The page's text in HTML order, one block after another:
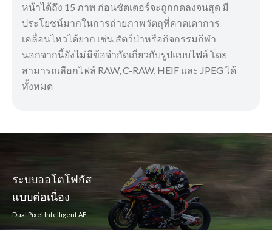
หน้าได้ถึง 15 ภาพ ก่อนชัตเตอร์จะถูกกดลงจนสุด มี
ประโยชน์มากในการถ่ายภาพวัตถุที่คาดเดาการ
เคลื่อนไหวได้ยาก เช่น สัตว์ป่าหรือกิจกรรมกีฬา
นอกจากนี้ยังไม่มีข้อจำกัดเกี่ยวกับรูปแบบไฟล์ โดย
สามารถเลือกไฟล์ RAW, C-RAW, HEIF และ JPEG ได้
ทั้งหมด
ระบบออโตโฟกัส
แบบต่อเนื่อง
Dual Pixel Intelligent AF